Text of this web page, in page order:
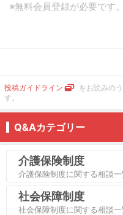
投稿ガイドライン
をお読みの
す。
Q&Aカテゴリー
介護保険制度
介護保険制度に関する相談一
社会保障制度
社会保障制度に関する相談一